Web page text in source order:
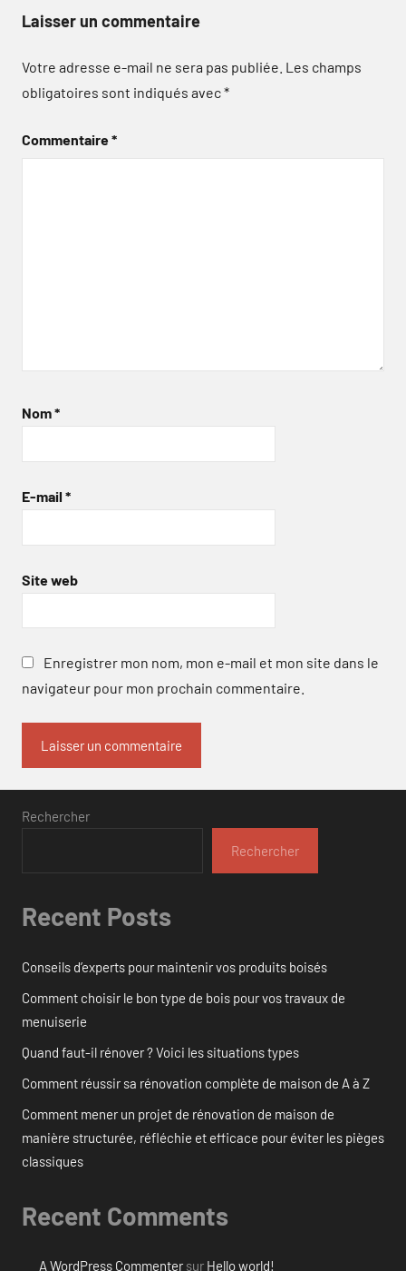
Laisser un commentaire
Votre adresse e-mail ne sera pas publiée. Les champs
obligatoires sont indiqués avec*
Commentaire*
Nom*
E-mail *
Site web
Enregistrer mon nom, mon e-mail et mon site dans le
navigateur pour mon prochain commentaire.
Rechercher
Rechercher
Recent Posts
Conseils d’experts pour maintenir vos produits boisés
Comment choisir le bon type de bois pour vos travaux de
menuiserie
Quand faut-il rénover ? Voici les situations types
Comment réussir sa rénovation complète de maison de A à Z
Comment mener un projet de rénovation de maison de
manière structurée, réfléchie et efficace pour éviter les pièges
classiques
Recent Comments
A WordPress Commentersur Hello world!